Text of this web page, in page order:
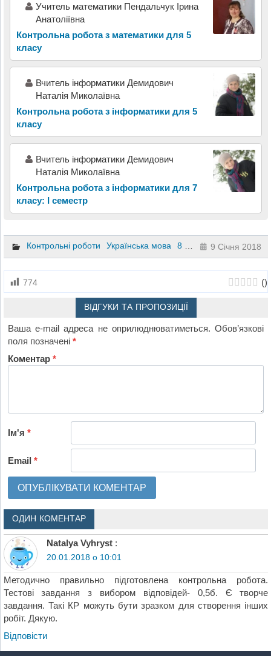
Учитель математики Пендальчук Ірина
Анатоліївна
Контрольна робота з математики для 5
класу
Вчитель інформатики Демидович
Наталія Миколаївна
Контрольна робота з інформатики для 5
класу
Вчитель інформатики Демидович
Наталія Миколаївна
Контрольна робота з інформатики для 7
класу: І семестр
Контрольні роботи Українська мова 8 клас 9 Січня 2018
774 ()
ВІДГУКИ ТА ПРОПОЗИЦІЇ
Ваша e-mail адреса не оприлюднюватиметься. Обов’язкові
поля позначені*
Коментар*
Ім'я*
Email*
ОДИН КОМЕНТАР
Natalya Vyhryst :
20.01.2018 о 10:01
Методично правильно підготовлена контрольна робота.
Тестові завдання з вибором відповідей- 0,5б. Є творче
завдання. Такі КР можуть бути зразком для створення інших
робіт. Дякую.
Відповіcти